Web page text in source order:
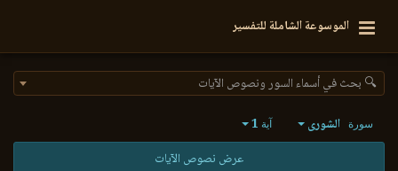
الموسوعة الشاملة للتفسير
🔍 بحث في أسماء السور ونصوص الآيات
سورة الشورى آية 1
عرض نصوص الآيات